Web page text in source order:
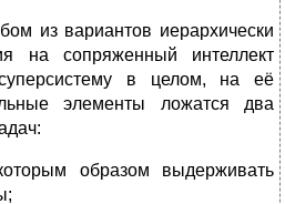
из вариантов иерархически
на сопряженный интеллект
в целом, на её
элементы ложатся два
образом выдерживать